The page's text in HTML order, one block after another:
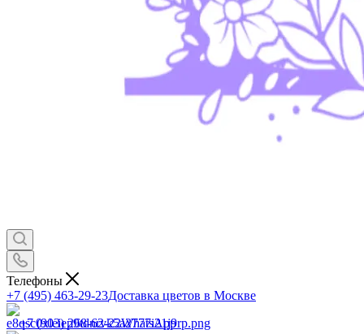
Телефоны
+7 (495) 463-29-23Доставка цветов в Москве
+7 (903) 268-62-22WhatsApp